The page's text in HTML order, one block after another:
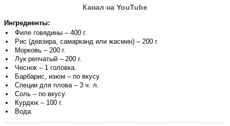
Канал на YouTube
Ингредиенты:
Филе говядины – 400 г.
Рис (девзира, самарканд или жасмин) – 200 г.
Морковь – 200 г.
Лук репчатый – 200 г.
Чеснок – 1 головка.
Барбарис, изюм – по вкусу.
Специи для плова – 3 ч. л.
Соль – по вкусу.
Курдюк – 100 г.
Вода.